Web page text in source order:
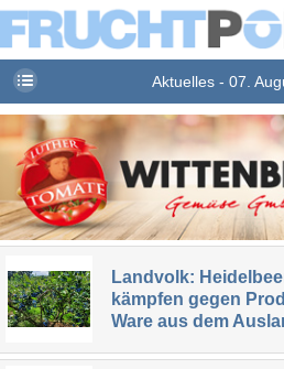
Aktuelles - 07.
Landvolk:
kämpfen gegen
Ware aus dem